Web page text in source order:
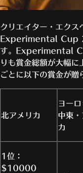
クリエイター・エクス
Experimental Cup
す。Experimental
りも賞金総額が大幅
ごとに以下の賞金が贈
北アメリカ
ヨーロ
中東・
カ
1位：
$10000